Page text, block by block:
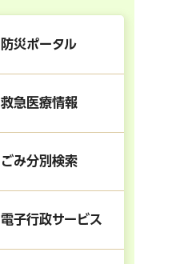
防災ポータル
救急医療情報
ごみ分別検索
電子行政サービス